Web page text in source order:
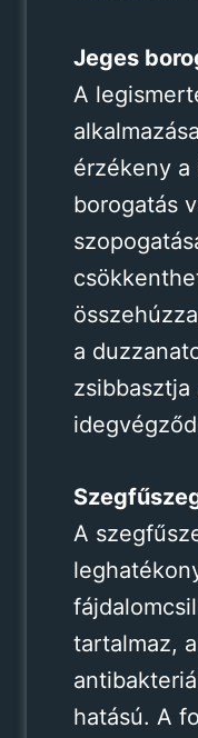
Jeges
A
érzékeny a
borogatás
a
zsibbasztja
A
tartalmaz,
hatású. A